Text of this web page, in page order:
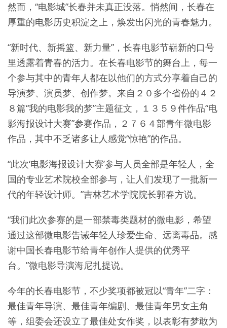
然而，“电影城”长春并未真正没落。悄然间，长春在
厚重的电影历史积淀之上，焕发出闪光的青春魅力。
“新时代、新摇篮、新力量”，长春电影节崭新的口号
里透露着青春的活力。在长春电影节的舞台上，每一
个参与其中的青年人都在以他们的方式分享着自己的
导演梦、演员梦、创作梦。来自２０多个省份的４２
８篇“我的电影我的梦”主题征文，１３５９件作品“电
影海报设计大赛”参赛作品，２７６４部青年微电影
作品，其中不乏诸多让人感觉“惊艳”的作品。
“此次‘电影海报设计大赛’参与人员全部是年轻人，全
国的专业艺术院校全部参与，让人们发现了一批新一
代的年轻设计师。”吉林艺术学院院长郭春方说。
“我们此次参赛的是一部禁毒类题材的微电影，希望
通过这部微电影告诫年轻人珍爱生命、远离毒品。感
谢中国长春电影节给青年创作人提供的优秀平
台。”微电影导演海尼扎提说。
今年的长春电影节，不少奖项都被冠以“青年”二字：
最佳青年导演、最佳青年编剧、最佳青年男女主角
等，组委会还设立了最佳处女作奖，以表彰有梦敢为